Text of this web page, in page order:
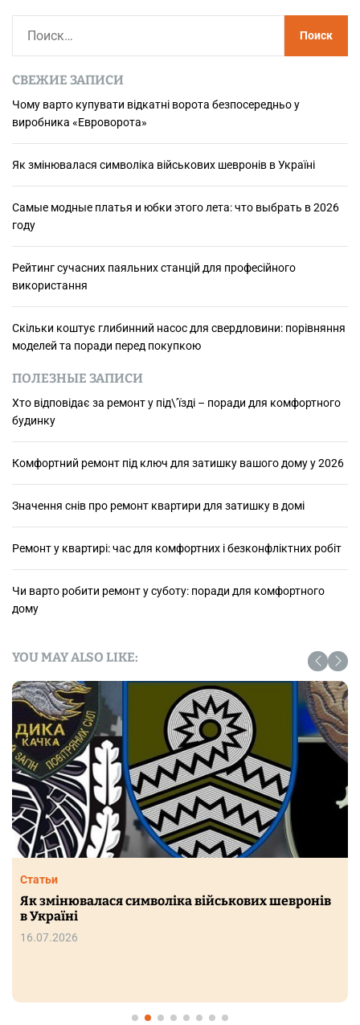
т
и
:
СВЕЖИЕ ЗАПИСИ
Чому варто купувати відкатні ворота безпосередньо у
виробника «Евроворота»
Як змінювалася символіка військових шевронів в Україні
Самые модные платья и юбки этого лета: что выбрать в 2026
году
Рейтинг сучасних паяльних станцій для професійного
використання
Скільки коштує глибинний насос для свердловини: порівняння
моделей та поради перед покупкою
ПОЛЕЗНЫЕ ЗАПИСИ
Хто відповідає за ремонт у під\’їзді – поради для комфортного
будинку
Комфортний ремонт під ключ для затишку вашого дому у 2026
Значення снів про ремонт квартири для затишку в домі
Ремонт у квартирі: час для комфортних і безконфліктних робіт
Чи варто робити ремонт у суботу: поради для комфортного
дому
YOU MAY ALSO LIKE:
Статьи
Як змінювалася символіка військових шевронів
в Україні
16.07.2026